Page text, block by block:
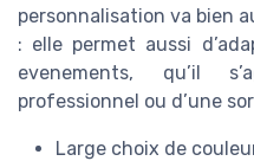
personnalisation va bien
: elle permet aussi
evenements, qu’il
professionnel ou d’une
Large choix de